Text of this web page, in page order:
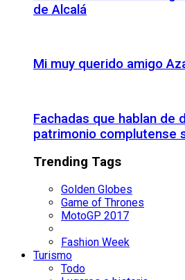
de Alcalá
Mi muy querido amigo
Fachadas que hablan de
patrimonio complutense
Trending Tags
Golden Globes
Game of Thrones
MotoGP 2017
Fashion Week
Turismo
Todo